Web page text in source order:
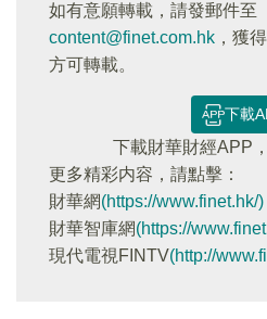
如有意願轉載，請發郵件至
content@finet.com.hk ，獲
方可轉載。
下載
下載財華財經APP
更多精彩内容，請點擊：
財華網(https://www.finet.hk/)
財華智庫網(https://
現代電視FINTV(http://